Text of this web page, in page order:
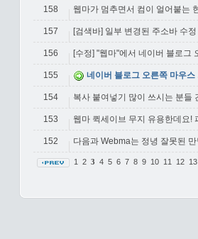
158 웹마가 멈추면서 컴이 얼어붙는
157 [검색바] 일부 변경된 주소바 수정
156 [수정] "웹마"에서 네이버 블로그
155 네이버 블로그 오른쪽 마우
154 복사 붙여넣기 많이 쓰시는 분들
153 웹마 퀵세이브 무지 유용한데요!
152 다음과 Webma는 정녕 잘못된
1 2 3 4 5 6 7 8 9 10 11 12